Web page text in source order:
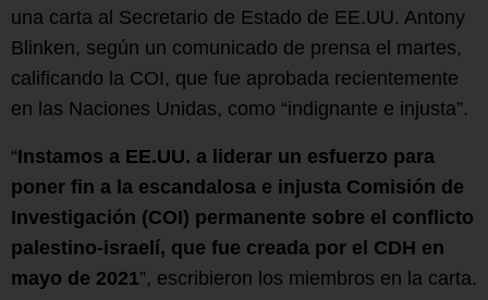
una carta al Secretario de Estado de EE.UU. Antony
Blinken, según un comunicado de prensa el martes,
calificando la COI, que fue aprobada recientemente
en las Naciones Unidas, como “indignante e injusta”.
“Instamos a EE.UU. a liderar un esfuerzo para
poner fin a la escandalosa e injusta Comisión de
Investigación (COI) permanente sobre el conflicto
palestino-israelí, que fue creada por el CDH en
mayo de 2021”, escribieron los miembros en la carta.